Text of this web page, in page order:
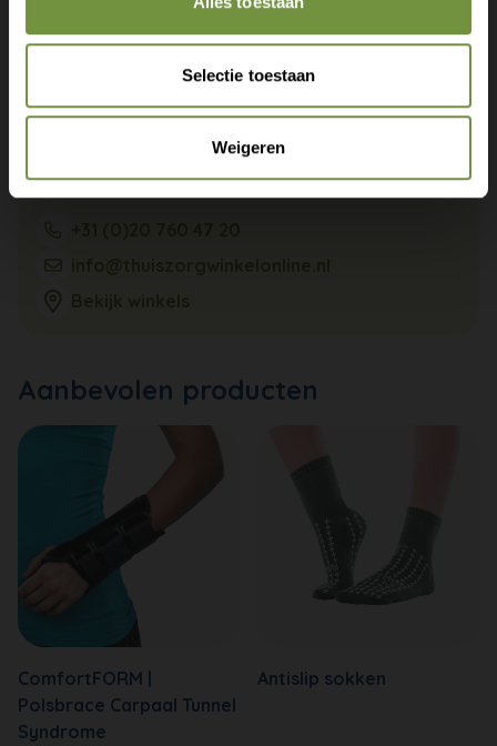
Selectie toestaan
Weigeren
info@thuiszorgwinkelonline.nl
Bekijk winkels
Aanbevolen producten
ComfortFORM |
Polsbrace Carpaal Tunnel
Syndrome
Antislip sokken